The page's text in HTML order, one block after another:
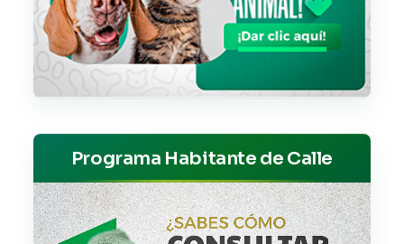
Programa Habitante de Calle